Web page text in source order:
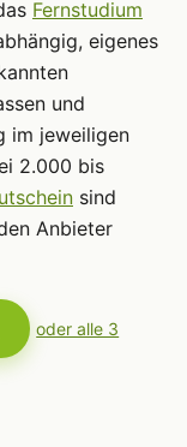
Fernstudium
eigenes
und
im jeweiligen
2.000 bis
sind
Anbieter
oder alle 3